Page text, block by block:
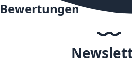
Bewertungen